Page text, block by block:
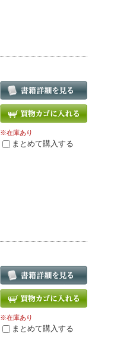
※在庫あり
まとめて購入する
※在庫あり
まとめて購入する